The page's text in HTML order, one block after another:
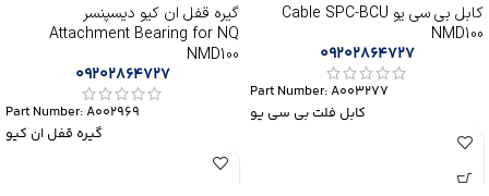
کابل بی سی یو Cable SPC-BCU
NMD100
09202864727
Part Number: A003277
کابل فلت بی سی یو
گیره قفل ان کیو دیسپنسر
Attachment Bearing for NQ
NMD100
09202864727
Part Number: A002969
گیره قفل ان کیو